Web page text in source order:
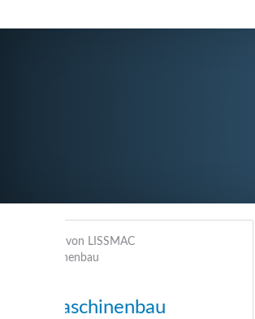
Plasmastromquellen